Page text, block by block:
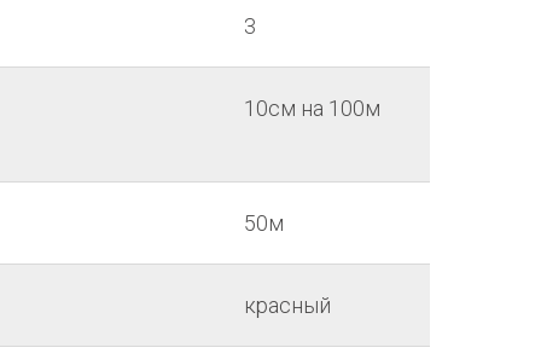
3
10см на 100м
50м
красный